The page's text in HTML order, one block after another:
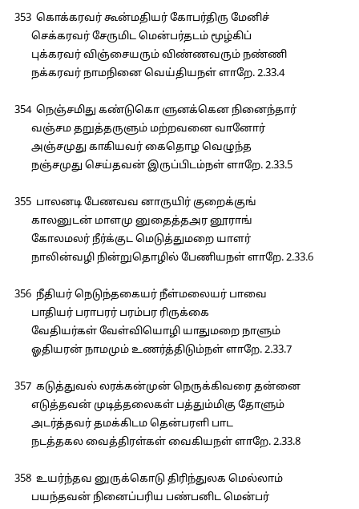
353 கொக்கரவர் கூன்மதியர் கோபர்திரு மேனிச்
செக்கரவர் சேருமிட மென்பர்தடம் மூழ்கிப்
புக்கரவர் விஞ்சையரும் விண்ணவரும் நண்ணி
நக்கரவர் நாமநினை வெய்தியநள் ளாறே. 2.33.4
354 நெஞ்சமிது கண்டுகொ ளுனக்கென நினைந்தார்
வஞ்சம தறுத்தருளும் மற்றவனை வானோர்
அஞ்சமுது காகியவர் கைதொழ வெழுந்த
நஞ்சமுது செய்தவன் இருப்பிடம்நள் ளாறே. 2.33.5
355 பாலனடி பேணவவ னாருயிர் குறைக்குங்
காலனுடன் மாளமு னுதைத்தஅர னூராங்
கோலமலர் நீர்க்குட மெடுத்துமறை யாளர்
நாலின்வழி நின்றுதொழில் பேணியநள் ளாறே. 2.33.6
356 நீதியர் நெடுந்தகையர் நீள்மலையர் பாவை
பாதியர் பராபரர் பரம்பர ரிருக்கை
வேதியர்கள் வேள்வியொழி யாதுமறை நாளும்
ஓதியரன் நாமமும் உணர்த்திடும்நள் ளாறே. 2.33.7
357 கடுத்துவல் லரக்கன்முன் நெருக்கிவரை தன்னை
எடுத்தவன் முடித்தலைகள் பத்தும்மிகு தோளும்
அடர்த்தவர் தமக்கிடம தென்பரளி பாட
நடத்தகல வைத்திரள்கள் வைகியநள் ளாறே. 2.33.8
358 உயர்ந்தவ னுருக்கொடு திரிந்துலக மெல்லாம்
பயந்தவன் நினைப்பரிய பண்பனிட மென்பர்